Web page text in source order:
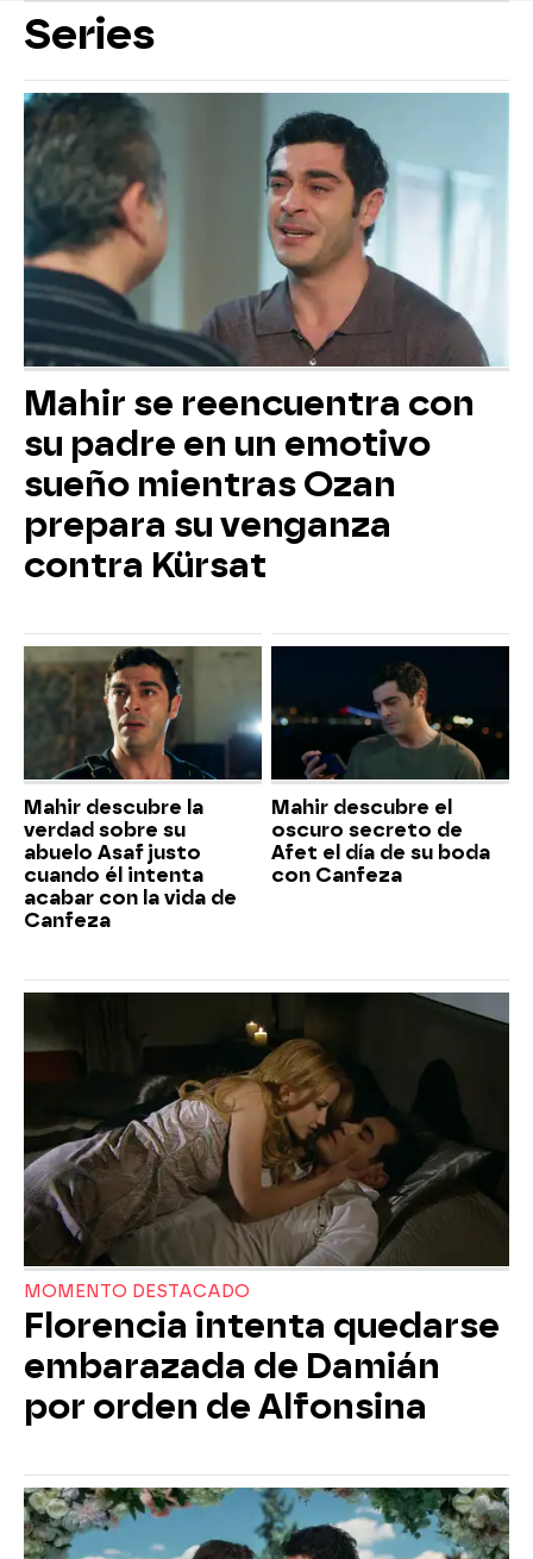
Series
Mahir se reencuentra con
su padre en un emotivo
sueño mientras Ozan
prepara su venganza
contra Kürsat
Mahir descubre la
verdad sobre su
abuelo Asaf justo
cuando él intenta
acabar con la vida de
Canfeza
Mahir descubre el
oscuro secreto de
Afet el día de su boda
con Canfeza
MOMENTO DESTACADO
Florencia intenta quedarse
embarazada de Damián
por orden de Alfonsina